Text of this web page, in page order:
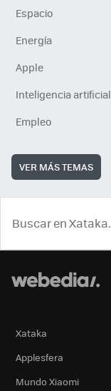
Espacio
Energía
Apple
Inteligencia artificial
Empleo
VER MÁS TEMAS
Xataka
Applesfera
Mundo Xiaomi